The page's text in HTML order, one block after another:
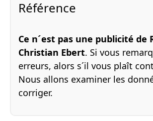
Référence
Ce n´est pas une publicité de
Christian Ebert. Si vous
erreurs, alors s´il vous plaît
Nous allons examiner les
corriger.